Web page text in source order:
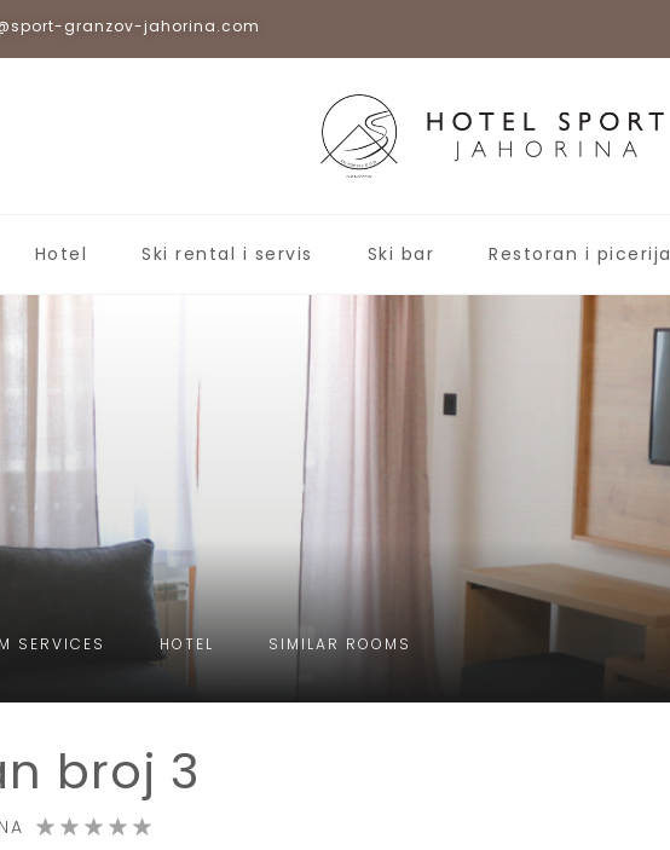
granzov-jahorina.com
Hotel Ski rental i servis Ski bar Restoran i picerija
SERVICES HOTEL SIMILAR ROOMS
broj 3